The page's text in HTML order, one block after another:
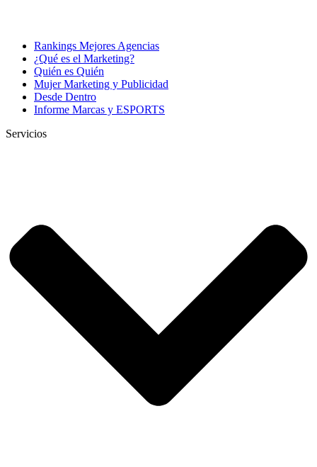
Rankings Mejores Agencias
¿Qué es el Marketing?
Quién es Quién
Mujer Marketing y Publicidad
Desde Dentro
Informe Marcas y ESPORTS
Servicios